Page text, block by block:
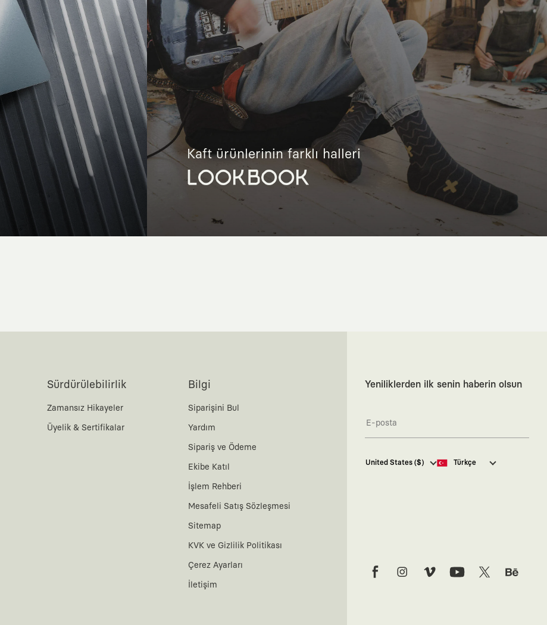
Kaft ürünlerinin farklı halleri
LOOKBOOK
Sürdürülebilirlik
Zamansız Hikayeler
Üyelik & Sertifikalar
Bilgi
Siparişini Bul
Yardım
Sipariş ve Ödeme
Ekibe Katıl
İşlem Rehberi
Mesafeli Satış Sözleşmesi
Sitemap
KVK ve Gizlilik Politikası
Çerez Ayarları
İletişim
Yeniliklerden ilk senin haberin olsun
Kaft Tasarım Tekstil Sanayi ve
United States ($) Türkçe